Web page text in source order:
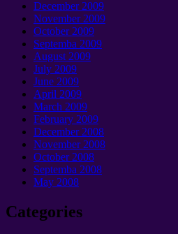
December2009
November2009
October2009
Septemba 2009
August 2009
July 2009
June 2009
April 2009
March 2009
February 2009
December2008
November2008
October2008
Septemba 2008
May 2008
Categories